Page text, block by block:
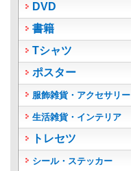
DVD
書籍
Tシャツ
ポスター
服飾雑貨・アクセサリー
生活雑貨・インテリア
トレセツ
シール・ステッカー